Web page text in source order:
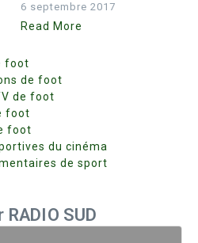
6 septembre 2017
Read More
foot
de foot
de foot
foot
foot
du cinéma
de sport
SUD